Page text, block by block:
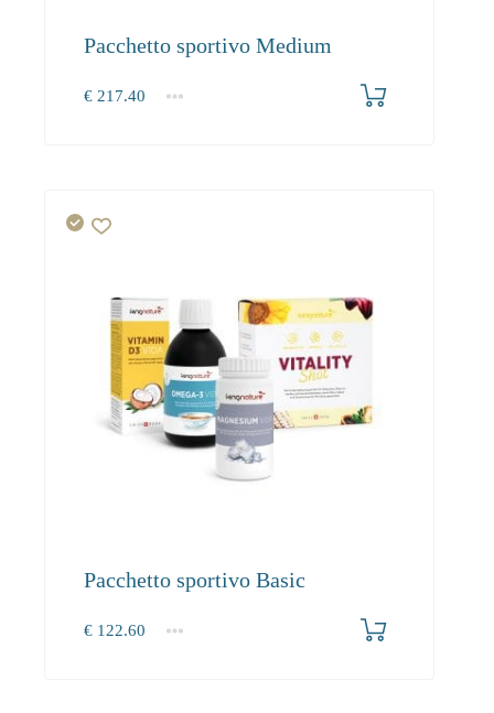
Pacchetto sportivo Medium
€ 217.40
1+
Pacchetto sportivo Basic
€ 122.60
1+